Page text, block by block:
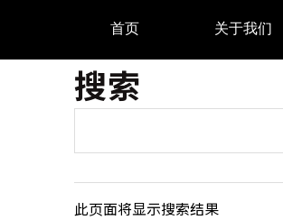
首页 关于我们
搜索
此页面将显示搜索结果